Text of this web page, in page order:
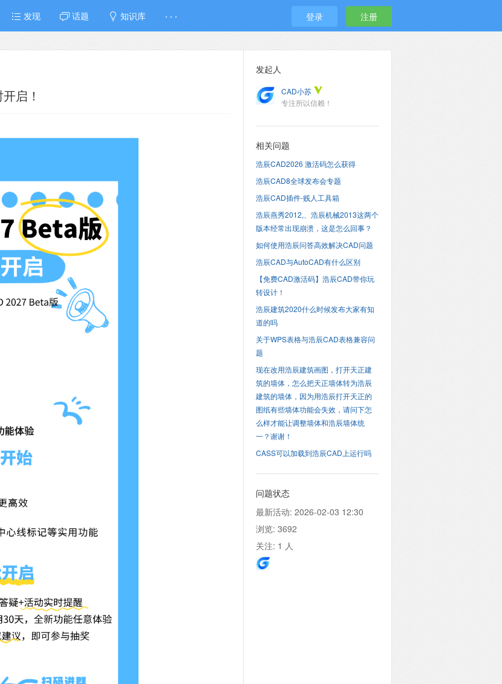
发现 话题 知识库 · · · 登录 注册
启！
发起人
CAD小苏
专注所以信赖！
相关问题
浩辰CAD2026 激活码怎么获得
浩辰CAD8全球发布会专题
浩辰CAD插件-贱人工具箱
浩辰燕秀2012,、浩辰机械2013这两个
版本经常出现崩溃，这是怎么回事？
如何使用浩辰问答高效解决CAD问题
浩辰CAD与AutoCAD有什么区别
【免费CAD激活码】浩辰CAD带你玩
转设计！
浩辰建筑2020什么时候发布大家有知
道的吗
关于WPS表格与浩辰CAD表格兼容问
题
现在改用浩辰建筑画图，打开天正建
筑的墙体，怎么把天正墙体转为浩辰
建筑的墙体，因为用浩辰打开天正的
图纸有些墙体功能会失效，请问下怎
么样才能让调整墙体和浩辰墙体统
一？谢谢！
CASS可以加载到浩辰CAD上运行吗
问题状态
最新活动: 2026-02-03 12:30
浏览: 3692
关注: 1 人